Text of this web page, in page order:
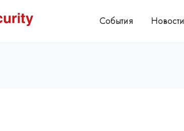
События Новости